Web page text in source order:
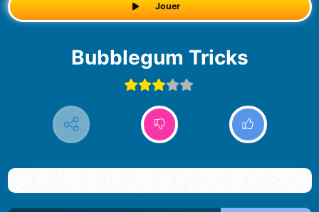
Jouer
Bubblegum Tricks